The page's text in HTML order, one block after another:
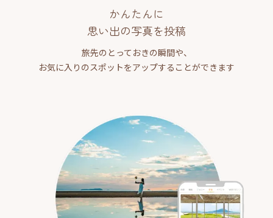
かんたんに
思い出の写真を投稿
旅先のとっておきの瞬間や、
お気に入りのスポットをアップすることができます